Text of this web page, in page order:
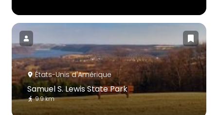
États-Unis d'Amérique
Samuel S. Lewis State Park
9.9 km